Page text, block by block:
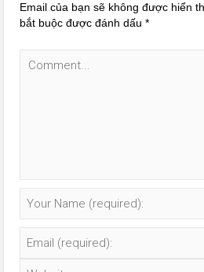
Email của bạn sẽ không được hiển
bắt buộc được đánh dấu*